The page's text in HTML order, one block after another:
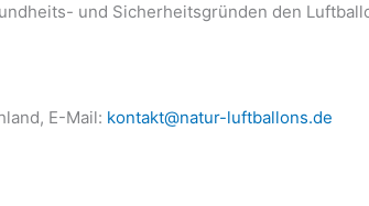
und Sicherheitsgründen den
E-Mail: kontakt@natur-luftballons.de